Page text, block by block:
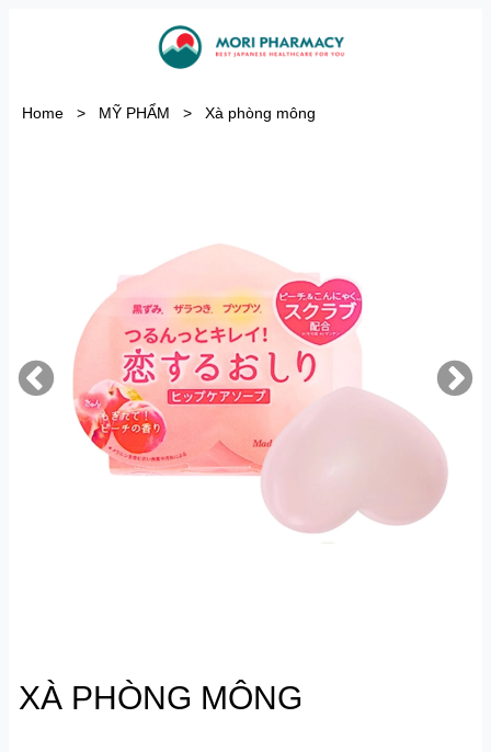
Home > MỸ PHẨM > Xà phòng mông
XÀ PHÒNG MÔNG